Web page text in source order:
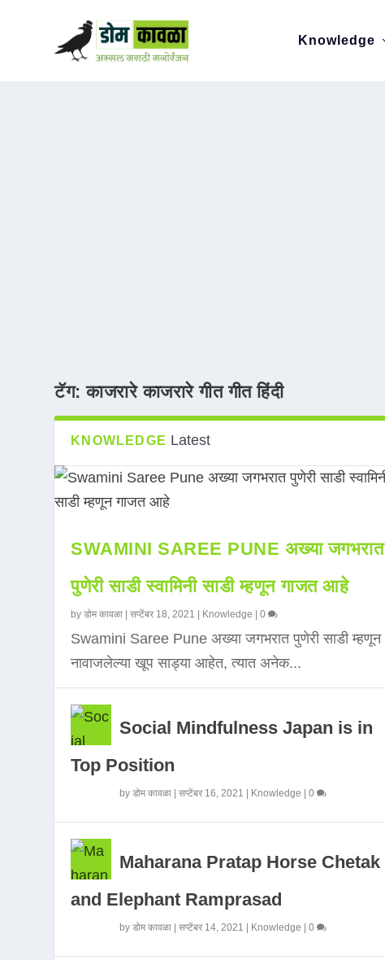
Knowledge
टॅग:काजरारे काजरारे गीत गीत हिंदी
KNOWLEDGE Latest
SWAMINI SAREE PUNE अख्या जगभरात
पुणेरी साडी स्वामिनी साडी म्हणून गाजत आहे
byडोम कावळा |सप्टेंबर 18, 2021 Knowledge |0
Swamini Saree Pune अख्या जगभरात पुणेरी साडी म्हणून
नावाजलेल्या खूप साड्या आहेत, त्यात अनेक...
Social Mindfulness Japan is in
Top Position
byडोम कावळा |सप्टेंबर 16, 2021 Knowledge |0
Maharana Pratap Horse Chetak
and Elephant Ramprasad
byडोम कावळा |सप्टेंबर 14, 2021 Knowledge |0